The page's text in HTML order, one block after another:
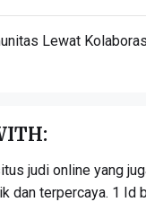
Lewat
judi online yang
dan terpercaya. 1 Id